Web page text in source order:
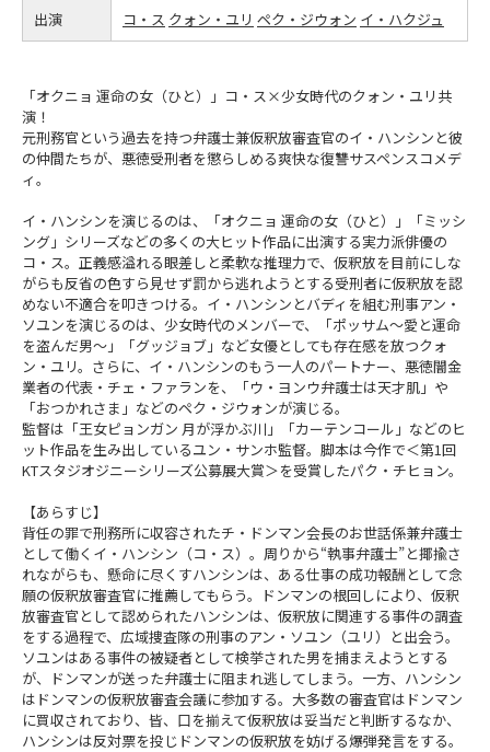
出演 コ・ス クォン・ユリ ペク・ジウォン イ・ハクジュ
「オクニョ 運命の女（ひと）」コ・ス×少女時代のクォン・ユリ共
演！
元刑務官という過去を持つ弁護士兼仮釈放審査官のイ・ハンシンと彼
の仲間たちが、悪徳受刑者を懲らしめる爽快な復讐サスペンスコメデ
ィ。
イ・ハンシンを演じるのは、「オクニョ 運命の女（ひと）」「ミッシ
ング」シリーズなどの多くの大ヒット作品に出演する実力派俳優の
コ・ス。正義感溢れる眼差しと柔軟な推理力で、仮釈放を目前にしな
がらも反省の色すら見せず罰から逃れようとする受刑者に仮釈放を認
めない不適合を叩きつける。イ・ハンシンとバディを組む刑事アン・
ソユンを演じるのは、少女時代のメンバーで、「ポッサム～愛と運命
を盗んだ男～」「グッジョブ」など女優としても存在感を放つクォ
ン・ユリ。さらに、イ・ハンシンのもう一人のパートナー、悪徳闇金
業者の代表・チェ・ファランを、「ウ・ヨンウ弁護士は天才肌」や
「おつかれさま」などのペク・ジウォンが演じる。
監督は「王女ピョンガン 月が浮かぶ川」「カーテンコール」などのヒ
ット作品を生み出しているユン・サンホ監督。脚本は今作で＜第1回
KTスタジオジニーシリーズ公募展大賞＞を受賞したパク・チヒョン。
【あらすじ】
背任の罪で刑務所に収容されたチ・ドンマン会長のお世話係兼弁護士
として働くイ・ハンシン（コ・ス）。周りから“執事弁護士”と揶揄さ
れながらも、懸命に尽くすハンシンは、ある仕事の成功報酬として念
願の仮釈放審査官に推薦してもらう。ドンマンの根回しにより、仮釈
放審査官として認められたハンシンは、仮釈放に関連する事件の調査
をする過程で、広域捜査隊の刑事のアン・ソユン（ユリ）と出会う。
ソユンはある事件の被疑者として検挙された男を捕まえようとする
が、ドンマンが送った弁護士に阻まれ逃してしまう。一方、ハンシン
はドンマンの仮釈放審査会議に参加する。大多数の審査官はドンマン
に買収されており、皆、口を揃えて仮釈放は妥当だと判断するなか、
ハンシンは反対票を投じドンマンの仮釈放を妨げる爆弾発言をする。